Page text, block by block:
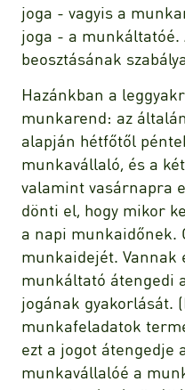
joga - vagyis a
joga - a
beosztásának
Hazánkban a
munkarend: az
alapján hétfőtől
munkavállaló, és a
valamint vasárnapra
dönti el, hogy mikor
a napi munkaidőnek.
munkaidejét. Vannak
munkáltató átengedi
jogának gyakorlását.
munkafeladatok
ezt a jogot átengedje
munkavállalóé a